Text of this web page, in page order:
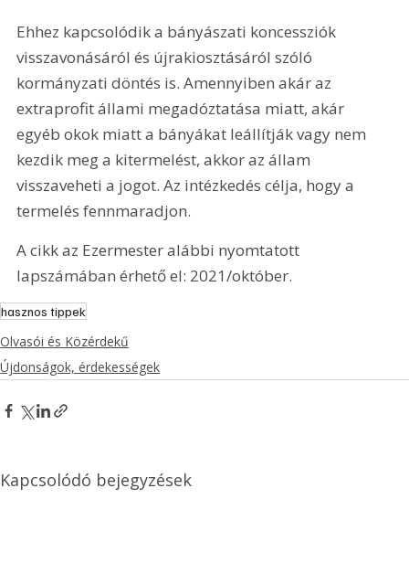
Ehhez kapcsolódik a bányászati koncessziók
visszavonásáról és újrakiosztásáról szóló
kormányzati döntés is. Amennyiben akár az
extraprofit állami megadóztatása miatt, akár
egyéb okok miatt a bányákat leállítják vagy nem
kezdik meg a kitermelést, akkor az állam
visszaveheti a jogot. Az intézkedés célja, hogy a
termelés fennmaradjon.
A cikk az Ezermester alábbi nyomtatott
lapszámában érhető el: 2021/október.
hasznos tippek
Olvasói és Közérdekű
Újdonságok, érdekességek
Kapcsolódó bejegyzések